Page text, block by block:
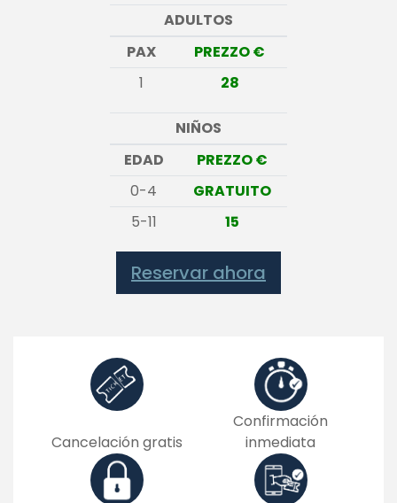
ADULTOS
PAX
PREZZO €
1
28
NIÑOS
EDAD
PREZZO €
0-4
GRATUITO
5-11
15
Reservar ahora
Cancelación gratis
Confirmación
inmediata